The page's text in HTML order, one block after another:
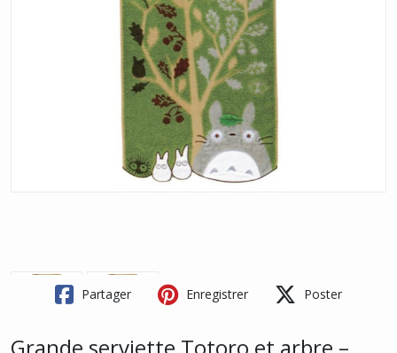
Partager Enregistrer Poster
Grande serviette Totoro et arbre –